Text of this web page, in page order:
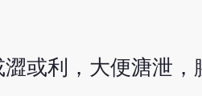
或利，大便溏泄